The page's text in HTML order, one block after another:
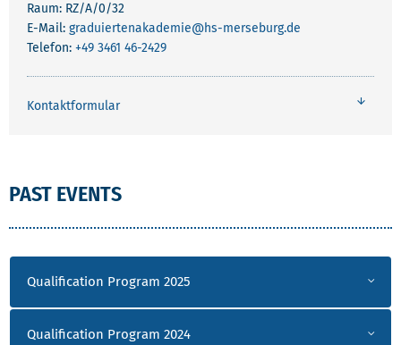
Raum: RZ/A/0/32
E-Mail: graduiertenakademie@hs-merseburg.de
Telefon: +49 3461 46-2429
Kontaktformular
PAST EVENTS
Qualification Program 2025
Qualification Program 2024